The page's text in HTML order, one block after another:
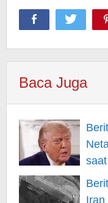
Baca Juga
Iran